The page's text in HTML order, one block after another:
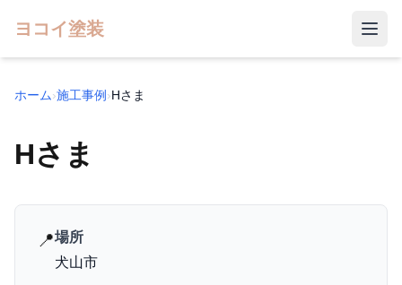
ヨコイ塗装
ホーム›施工事例 ›Hさま
Hさま
📍場所
犬山市